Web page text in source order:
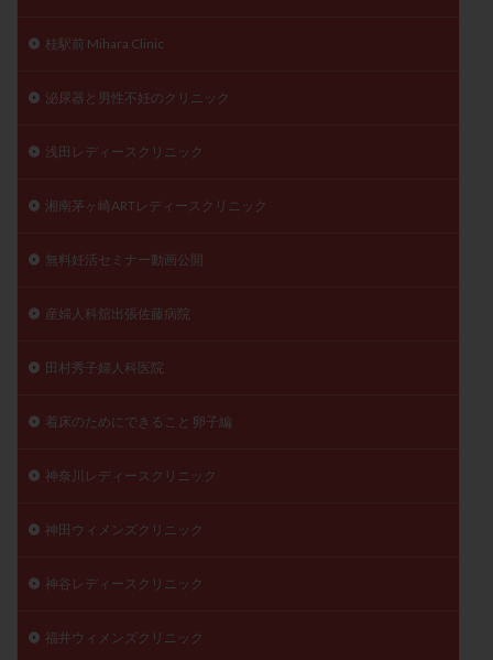
桂駅前 Mihara Clinic
泌尿器と男性不妊のクリニック
浅田レディースクリニック
湘南茅ヶ崎ARTレディースクリニック
無料妊活セミナー動画公開
産婦人科舘出張佐藤病院
田村秀子婦人科医院
着床のためにできること 卵子編
神奈川レディースクリニック
神田ウィメンズクリニック
神谷レディースクリニック
福井ウィメンズクリニック